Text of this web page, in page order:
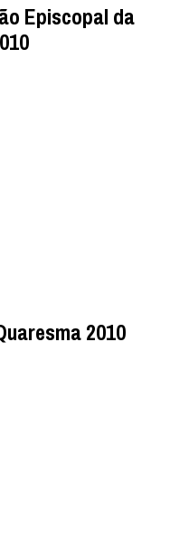
Episcopal da
2010